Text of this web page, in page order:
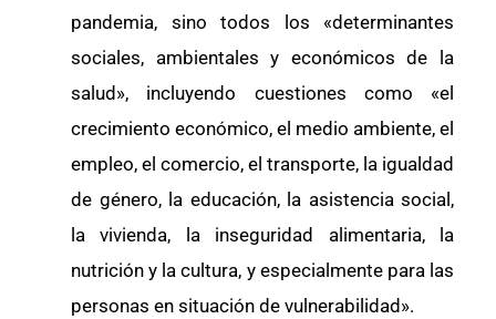
pandemia, sino todos los «determinantes
sociales, ambientales y económicos de la
salud», incluyendo cuestiones como «el
crecimiento económico, el medio ambiente, el
empleo, el comercio, el transporte, la igualdad
de género, la educación, la asistencia social,
la vivienda, la inseguridad alimentaria, la
nutrición y la cultura, y especialmente para las
personas en situación de vulnerabilidad».